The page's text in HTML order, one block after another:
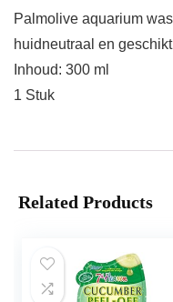
Palmolive aquarium
huidneutraal en
Inhoud: 300 ml
1 Stuk
Related Products